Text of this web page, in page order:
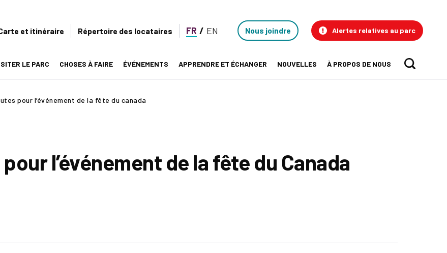
et itinéraire Répertoire des locataires FR EN
Contact
Us
Nous joindre Alertes relatives au parc
LE PARC CHOSES À FAIRE ÉVÉNEMENTS APPRENDRE ET ÉCHANGER NOUVELLES À PROPOS DE NOUS
pour l’événement de la fête du canada
l’événement de la fête du Canada